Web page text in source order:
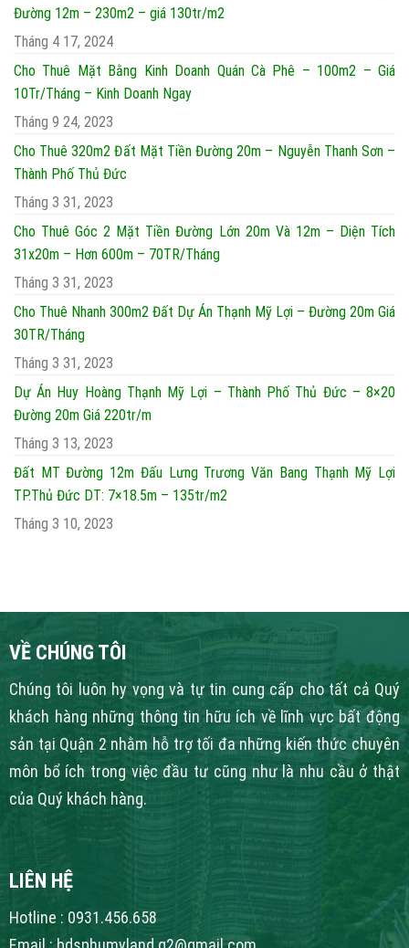
Đường 12m – 230m2 – giá 130tr/m2
Tháng 4 17, 2024
Cho Thuê Mặt Bằng Kinh Doanh Quán Cà Phê – 100m2 – Giá
10Tr/Tháng – Kinh Doanh Ngay
Tháng 9 24, 2023
Cho Thuê 320m2 Đất Mặt Tiền Đường 20m – Nguyễn Thanh Sơn –
Thành Phố Thủ Đức
Tháng 3 31, 2023
Cho Thuê Góc 2 Mặt Tiền Đường Lớn 20m Và 12m – Diện Tích
31x20m – Hơn 600m – 70TR/Tháng
Tháng 3 31, 2023
Cho Thuê Nhanh 300m2 Đất Dự Án Thạnh Mỹ Lợi – Đường 20m Giá
30TR/Tháng
Tháng 3 31, 2023
Dự Án Huy Hoàng Thạnh Mỹ Lợi – Thành Phố Thủ Đức – 8×20
Đường 20m Giá 220tr/m
Tháng 3 13, 2023
Đất MT Đường 12m Đấu Lưng Trương Văn Bang Thạnh Mỹ Lợi
TP.Thủ Đức DT: 7×18.5m – 135tr/m2
Tháng 3 10, 2023
VỀ CHÚNG TÔI
Chúng tôi luôn hy vọng và tự tin cung cấp cho tất cả Quý
khách hàng những thông tin hữu ích về lĩnh vực bất động
sản tại Quận 2 nhằm hỗ trợ tối đa những kiến thức chuyên
môn bổ ích trong việc đầu tư cũng như là nhu cầu ở thật
của Quý khách hàng.
LIÊN HỆ
Hotline : 0931.456.658